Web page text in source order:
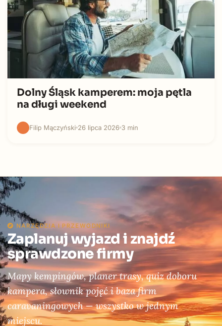
Dolny Śląsk kamperem: moja pętla
na długi weekend
Filip Mączyński 26 lipca 2026 3 min
NARZĘDZIA I PRZEWODNIKI
Zaplanuj wyjazd i znajdź
sprawdzone firmy
Mapy kempingów, planer trasy, quiz doboru
kampera, słownik pojęć i baza firm
caravaningowych — wszystko w jednym
miejscu.